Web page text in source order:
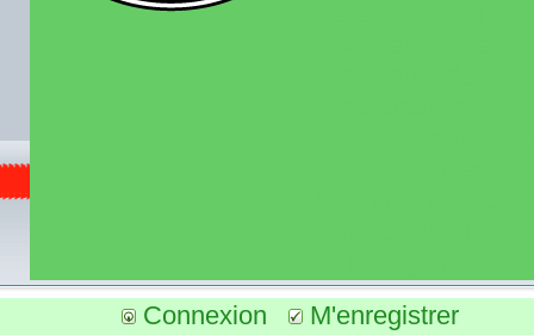
Connexion
M'enregistrer